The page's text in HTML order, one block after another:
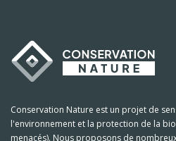
Conservation Nature est un projet de
l'environnement et la protection de la
menacés). Nous proposons de